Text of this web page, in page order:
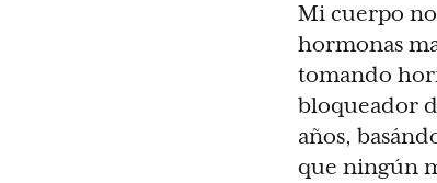
Mi cuerpo
hormonas
tomando
bloqueador
años,
que ningún